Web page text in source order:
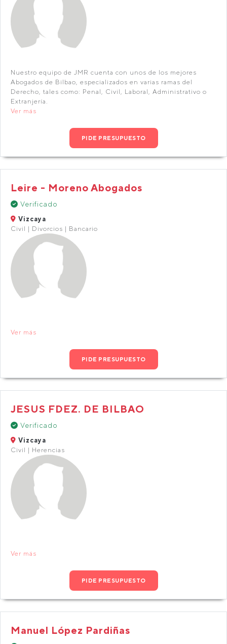
Nuestro equipo de JMR cuenta con unos de los mejores
Abogados de Bilbao, especializados en varias ramas del
Derecho, tales como: Penal, Civil, Laboral, Administrativo o
Extranjería.
Ver más
PIDE PRESUPUESTO
Leire - Moreno Abogados
Verificado
Vizcaya
Civil | Divorcios | Bancario
Ver más
PIDE PRESUPUESTO
JESUS FDEZ. DE BILBAO
Verificado
Vizcaya
Civil | Herencias
Ver más
PIDE PRESUPUESTO
Manuel López Pardiñas